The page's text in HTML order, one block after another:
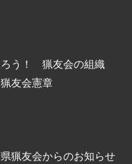
う！
猟友会の組織
猟友会憲章
猟友会からのお知らせ